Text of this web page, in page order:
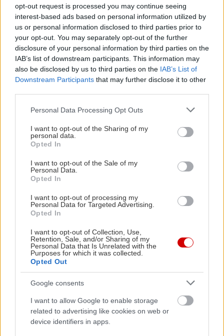
opt-out request is processed you may continue seeing
interest-based ads based on personal information utilized by
us or personal information disclosed to third parties prior to
your opt-out. You may separately opt-out of the further
disclosure of your personal information by third parties on the
IAB’s list of downstream participants. This information may
also be disclosed by us to third parties on the IAB’s List of
Downstream Participants that may further disclose it to other
Please note that this website/app uses one or more Google
not limited to your visit or usage behaviour. You may click to
grant or deny consent to Google and its third-party tags to
use your data for below specified purposes in below Google
consent section.
Personal Data Processing Opt Outs
I want to opt-out of the Sharing of my
personal data.
Opted In
I want to opt-out of the Sale of my
Personal Data.
Opted In
I want to opt-out of processing my
Personal Data for Targeted Advertising.
Opted In
I want to opt-out of Collection, Use,
Retention, Sale, and/or Sharing of my
Personal Data that Is Unrelated with the
Purposes for which it was collected.
Opted Out
Google consents
I want to allow Google to enable storage
related to advertising like cookies on web or
device identifiers in apps.